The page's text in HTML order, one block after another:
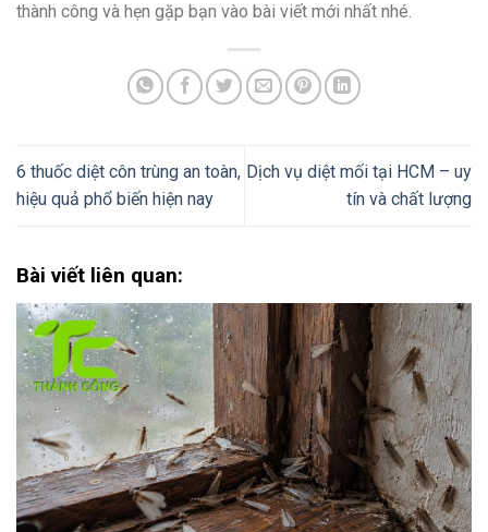
thành công và hẹn gặp bạn vào bài viết mới nhất nhé.
6 thuốc diệt côn trùng an toàn,
hiệu quả phổ biến hiện nay
Dịch vụ diệt mối tại HCM – uy
tín và chất lượng
Bài viết liên quan: